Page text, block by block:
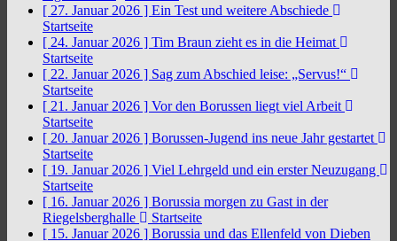
[ 27. Januar 2026 ] Ein Test und weitere Abschiede
Startseite
[ 24. Januar 2026 ] Tim Braun zieht es in die Heimat
Startseite
[ 22. Januar 2026 ] Sag zum Abschied leise: „Servus!“
Startseite
[ 21. Januar 2026 ] Vor den Borussen liegt viel Arbeit
Startseite
[ 20. Januar 2026 ] Borussen-Jugend ins neue Jahr gestartet
Startseite
[ 19. Januar 2026 ] Viel Lehrgeld und ein erster Neuzugang
Startseite
[ 16. Januar 2026 ] Borussia morgen zu Gast in der
Riegelsberghalle
Startseite
[ 15. Januar 2026 ] Borussia und das Ellenfeld von Dieben